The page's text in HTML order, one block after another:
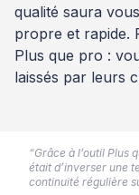
qualité saura
propre et rapide.
Plus que pro :
laissés par leurs
“Grâce à l’outil Plus
était d’inverser une
continuité régulière